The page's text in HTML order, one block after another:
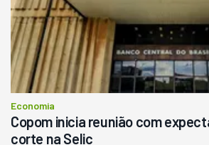
Economia
Copom inicia reunião com
corte na Selic